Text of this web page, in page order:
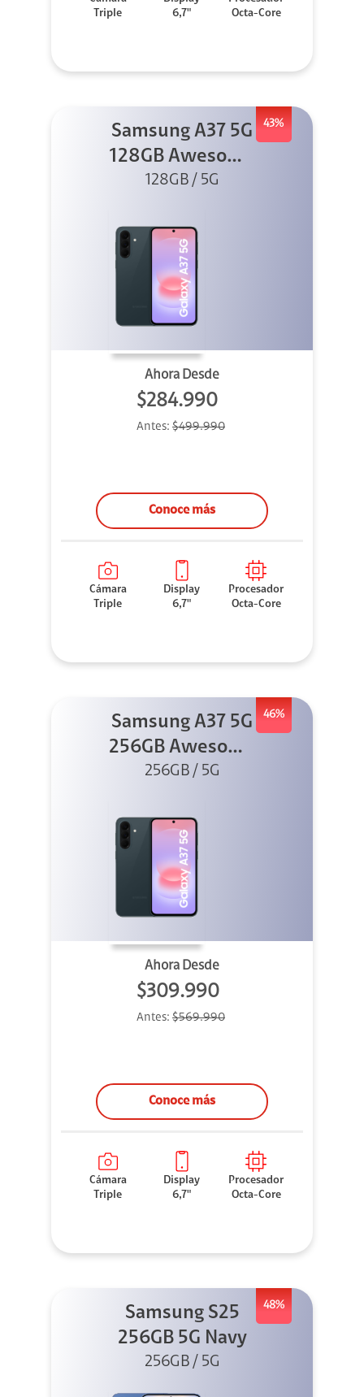
Triple
6,7"
Octa-Core
43%
Samsung A37 5G
128GB Awesome
Graygreen
128GB / 5G
Ahora Desde
$284.990
Antes: $499.990
Conoce más
Cámara
Triple
Display
6,7"
Procesador
Octa-Core
46%
Samsung A37 5G
256GB Awesome
Graygreen
256GB / 5G
Ahora Desde
$309.990
Antes: $569.990
Conoce más
Cámara
Triple
Display
6,7"
Procesador
Octa-Core
48%
Samsung S25
256GB 5G Navy
256GB / 5G